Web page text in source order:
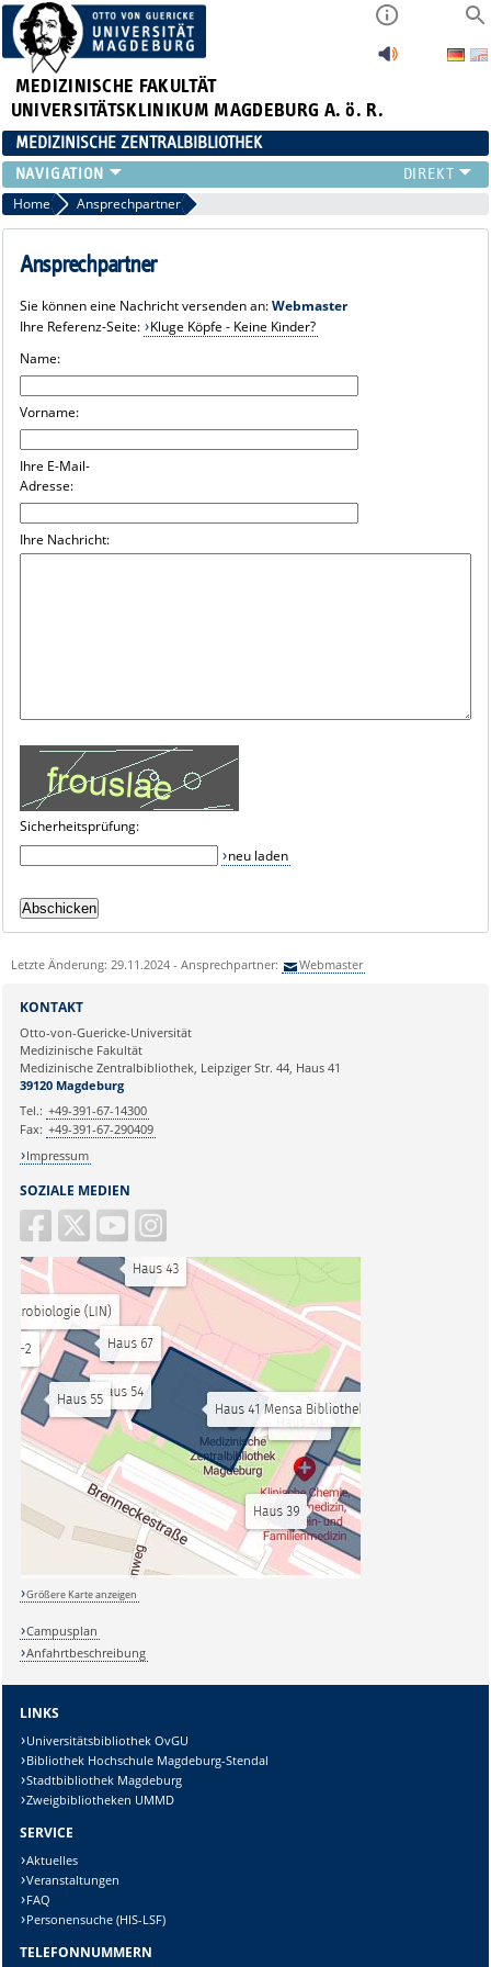
MEDIZINISCHE FAKULTÄT
UNIVERSITÄTSKLINIKUM MAGDEBURG A. ö. R.
MEDIZINISCHE ZENTRALBIBLIOTHEK
LITERATURSUCHE
SERVICE
INFORMATIONSKOMPETENZ
PUBLIZIEREN
SUCHE A-Z
Home Ansprechpartner
Ansprechpartner
Sie können eine Nachricht versenden an:Webmaster
Ihre Referenz-Seite: Kluge Köpfe - Keine Kinder?
Name:
Vorname:
Ihre E-Mail-
Adresse:
Ihre Nachricht:
Sicherheitsprüfung:
neu laden
Letzte Änderung: 29.11.2024 - Ansprechpartner: Webmaster
SOZIALE MEDIEN
KONTAKT
Otto-von-Guericke-Universität
Medizinische Fakultät
Medizinische Zentralbibliothek, Leipziger Str. 44, Haus 41
39120 Magdeburg
Tel.: +49-391-67-14300
Fax: +49-391-67-290409
Impressum
Größere Karte anzeigen
Campusplan
Anfahrtbeschreibung
LINKS
Universitätsbibliothek OvGU
Bibliothek Hochschule Magdeburg-Stendal
Stadtbibliothek Magdeburg
Zweigbibliotheken UMMD
SERVICE
Aktuelles
Veranstaltungen
FAQ
Personensuche (HIS-LSF)
TELEFONNUMMERN